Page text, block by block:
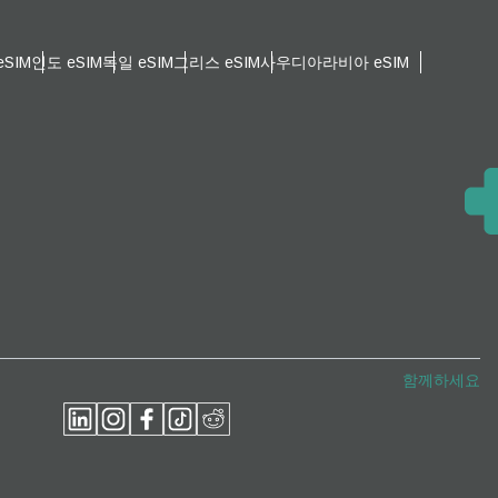
인도 eSIM독일 eSIM그리스 eSIM사우디아라비아 eSIM
함께하세요
팝업 닫기